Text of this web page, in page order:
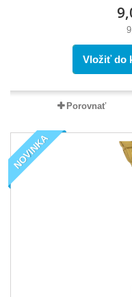
Vložiť do
Porovnať
NOVINKA